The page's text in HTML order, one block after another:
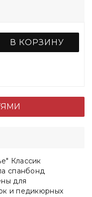
В КОРЗИНУ
Классик
спанбонд
для
и педикюрных